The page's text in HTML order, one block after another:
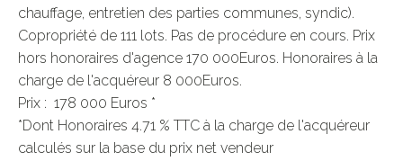
chauffage, entretien des parties communes, syndic).
Copropriété de 111 lots. Pas de procédure en cours. Prix
hors honoraires d'agence 170 000Euros. Honoraires à la
charge de l'acquéreur 8 000Euros.
Prix :  178 000 Euros *
*Dont Honoraires 4.71 % TTC à la charge de l'acquéreur
calculés sur la base du prix net vendeur